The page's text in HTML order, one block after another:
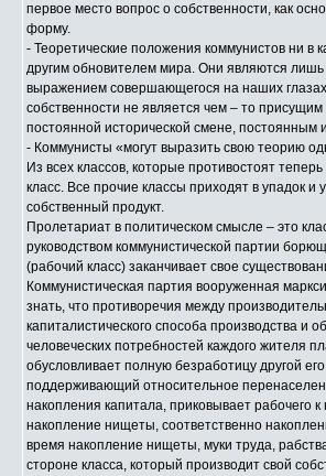
первое место вопрос о собственности, как
форму.
- Теоретические положения коммунистов ни
другим обновителем мира. Они являются
выражением совершающегося на наших
собственности не является чем – то
постоянной исторической смене, постоянным
- Коммунисты «могут выразить свою теорию
Из всех классов, которые противостоят
класс. Все прочие классы приходят в упадок
собственный продукт.
Пролетариат в политическом смысле – это
руководством коммунистической партии
(рабочий класс) заканчивает свое
Коммунистическая партия вооруженная
знать, что противоречия между
капиталистического способа производства и
человеческих потребностей каждого жителя
обусловливает полную безработицу другой
поддерживающий относительное
накопления капитала, приковывает рабочего
накопление нищеты, соответственно
время накопление нищеты, муки труда,
стороне класса, который производит свой